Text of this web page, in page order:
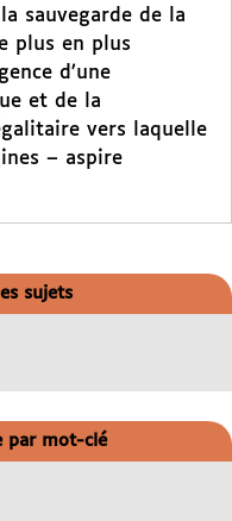
sauvegarde de la
plus en plus
d’une
et de la
vers laquelle
– aspire
sujets
par mot-clé